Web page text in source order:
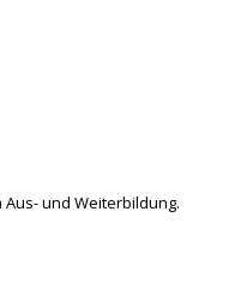
und Weiterbildung.